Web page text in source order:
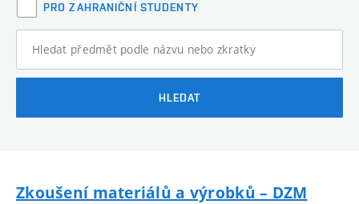
PRO ZAHRANIČNÍ STUDENTY
Hledat předmět podle názvu nebo zkratky
HLEDAT
Zkoušení materiálů a výrobků – DZM